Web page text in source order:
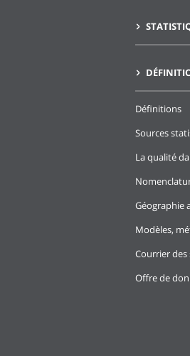
Définitions
Sources
La qualité
Géographie
Modèles,
Courrier
Offre de